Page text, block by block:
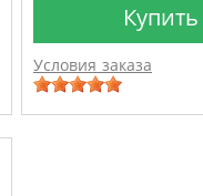
Купить
Условия заказа